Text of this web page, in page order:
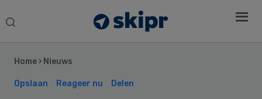
Search
Home › Nieuws
Opslaan Reageer nu Delen
Sidebar